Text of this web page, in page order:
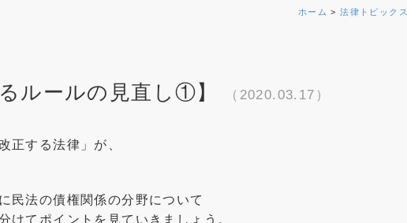
ホーム >法律トピックス
ルールの見直し①】 （2020.03.17）
正する法律」が、
民法の債権関係の分野について
けてポイントを見ていきましょう。